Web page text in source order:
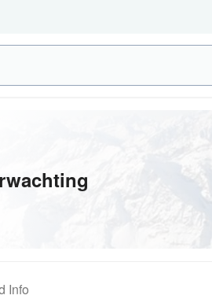
Info